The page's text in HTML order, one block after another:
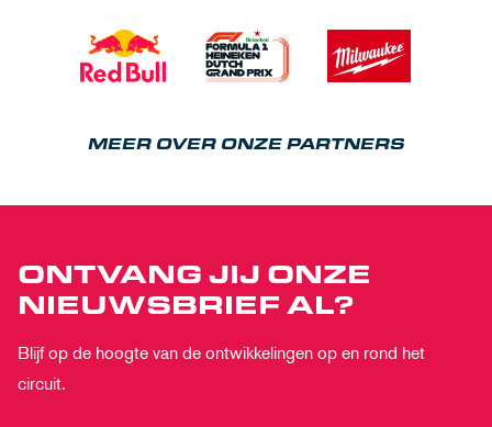
MEER OVER ONZE PARTNERS
ONTVANG JIJ ONZE
NIEUWSBRIEF AL?
Blijf op de hoogte van de ontwikkelingen op en rond het
circuit.